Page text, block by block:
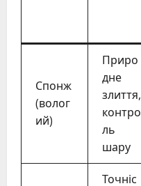
Спонж
(волог
ий)
Приро
дне
злиття,
контро
ль
шару
Точніс